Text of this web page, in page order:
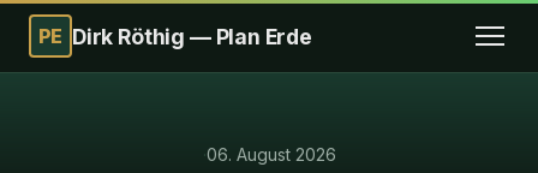
PE Dirk Röthig — Plan Erde
·06. August 2026